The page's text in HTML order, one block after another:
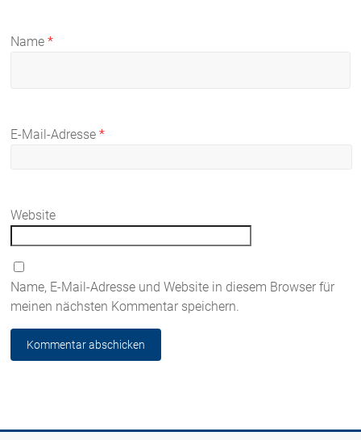
Name*
E-Mail-Adresse*
Website
Name, E-Mail-Adresse und Website in diesem Browser für
meinen nächsten Kommentar speichern.